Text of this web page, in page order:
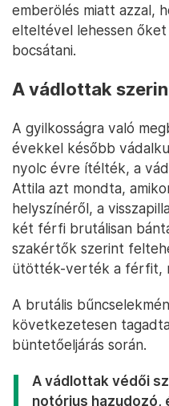
emberölés miatt azzal,
elteltével lehessen
bocsátani.
A vádlottak
A gyilkosságra való
évekkel később
nyolc évre ítélték, a
Attila azt mondta,
helyszínéről, a
két férfi brutálisan
szakértők szerint
ütötték-verték a férfit,
A brutális
következetesen
büntetőeljárás során.
A vádlottak védői
notórius hazudozó,